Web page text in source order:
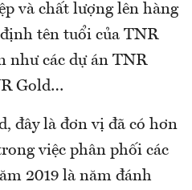
và chất lượng lên hàng
tên tuổi của TNR
như các dự án TNR
Gold…
đây là đơn vị đã có hơn
việc phân phối các
2019 là năm đánh